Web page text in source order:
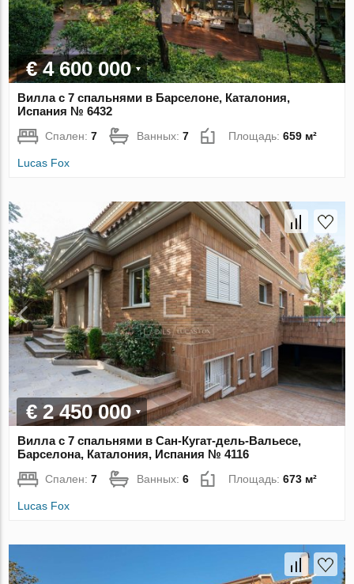
€ 4 600 000
Вилла с 7 спальнями в Барселоне, Каталония,
Испания № 6432
Спален:7 Ванных:7 Площадь:659 м²
Lucas Fox
€ 2 450 000
Вилла с 7 спальнями в Сан-Кугат-дель-Вальесе,
Барселона, Каталония, Испания № 4116
Спален:7 Ванных:6 Площадь:673 м²
Lucas Fox